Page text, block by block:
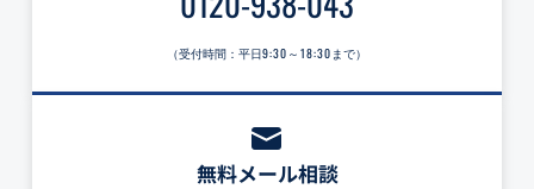
（受付時間：平日9:30～18:30 まで）
無料メール相談